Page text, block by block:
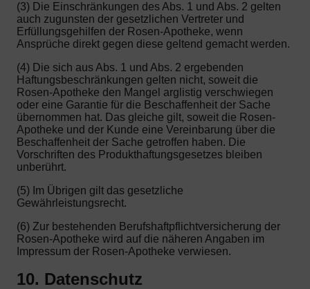
(3) Die Einschränkungen des Abs. 1 und Abs. 2 gelten
auch zugunsten der gesetzlichen Vertreter und
Erfüllungsgehilfen der Rosen-Apotheke, wenn
Ansprüche direkt gegen diese geltend gemacht werden.
(4) Die sich aus Abs. 1 und Abs. 2 ergebenden
Haftungsbeschränkungen gelten nicht, soweit die
Rosen-Apotheke den Mangel arglistig verschwiegen
oder eine Garantie für die Beschaffenheit der Sache
übernommen hat. Das gleiche gilt, soweit die Rosen-
Apotheke und der Kunde eine Vereinbarung über die
Beschaffenheit der Sache getroffen haben. Die
Vorschriften des Produkthaftungsgesetzes bleiben
unberührt.
(5) Im Übrigen gilt das gesetzliche
Gewährleistungsrecht.
(6) Zur bestehenden Berufshaftpflichtversicherung der
Rosen-Apotheke wird auf die näheren Angaben im
Impressum der Rosen-Apotheke verwiesen.
10. Datenschutz